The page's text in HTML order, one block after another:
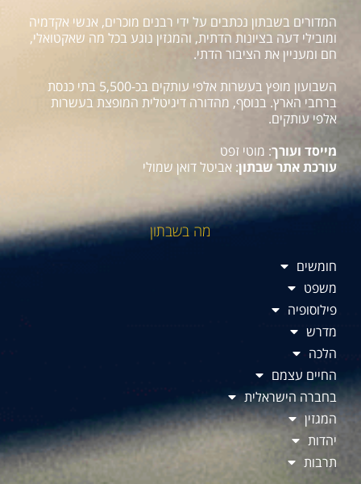
המדורים בשבתון נכתבים על ידי רבנים מוכרים, אנשי אקדמיה
ומובילי דעה בציונות הדתית, והמגזין נוגע בכל מה שאקטואלי,
חם ומעניין את הציבור הדתי.
השבועון מופץ בעשרות אלפי עותקים בכ-5,500 בתי כנסת
ברחבי הארץ. בנוסף, מהדורה דיגיטלית המופצת בעשרות
אלפי עותקים.
מייסד ועורך: מוטי זפט
עורכת אתר שבתון: אביטל דואן שמולי
מה בשבתון
חומשים
משפט
פילוסופיה
מדרש
הלכה
החיים עצמם
בחברה הישראלית
המגזין
יהדות
תרבות